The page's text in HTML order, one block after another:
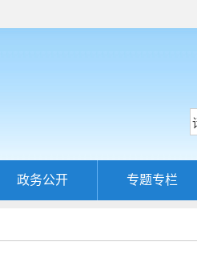
政务公开 专题专栏